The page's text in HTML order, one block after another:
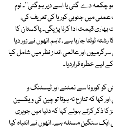
چکمہ دے گئی یا اسے دیر ہوگئی''۔ نوم
میں جنوبی کوریا کی تعریف کی،
بھاری قیمت ادا کرنا پڑیگی۔ پاکستان کا
ٹوٹتا جارہا ہے ، تاہم انھوں نے زور دیا
اور عالمی انداز نظر میں شامل کیا
لیے خطرہ قراردیا۔
کو کورونا سے نمٹنے اور ٹیسٹنگ و
کہا کہ تنازع نہ ہوتا تو چین کی ویکسین
ذکر کرتے ہوئے کہا کہ دنیا میں جوہری
سنگین مسئلہ ہے، انھوں نے انتباہ کیا